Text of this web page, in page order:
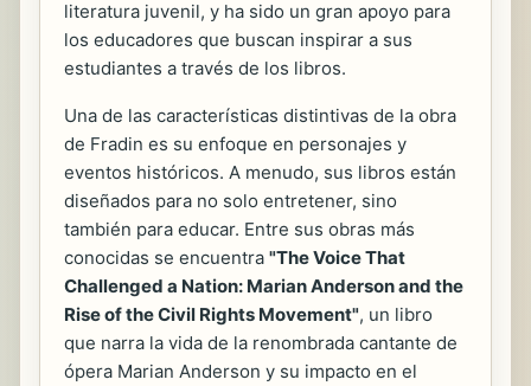
literatura juvenil, y ha sido un gran apoyo para
los educadores que buscan inspirar a sus
estudiantes a través de los libros.
Una de las características distintivas de la obra
de Fradin es su enfoque en personajes y
eventos históricos. A menudo, sus libros están
diseñados para no solo entretener, sino
también para educar. Entre sus obras más
conocidas se encuentra "The Voice That
Challenged a Nation: Marian Anderson and the
Rise of the Civil Rights Movement", un libro
que narra la vida de la renombrada cantante de
ópera Marian Anderson y su impacto en el